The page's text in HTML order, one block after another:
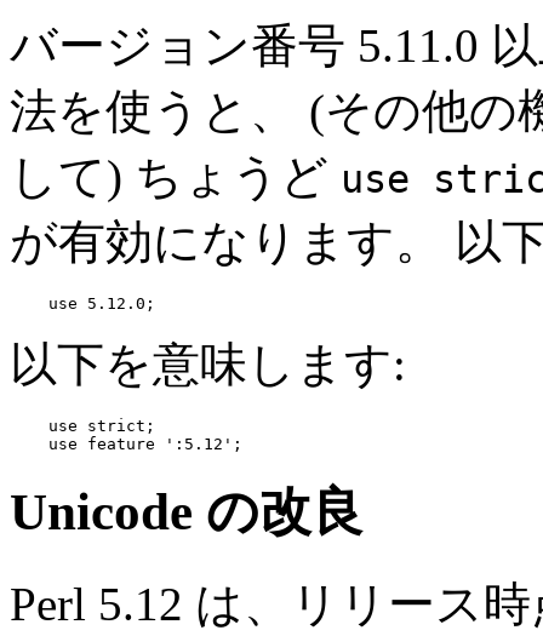
バージョン番号 5.11.0
法を使うと、 (その他の
して) ちょうど use
が有効になります。 以
    use 5.12.0;
以下を意味します:
    use strict;
    use feature ':5.12';
Unicode の改良
Perl 5.12 は、リリース